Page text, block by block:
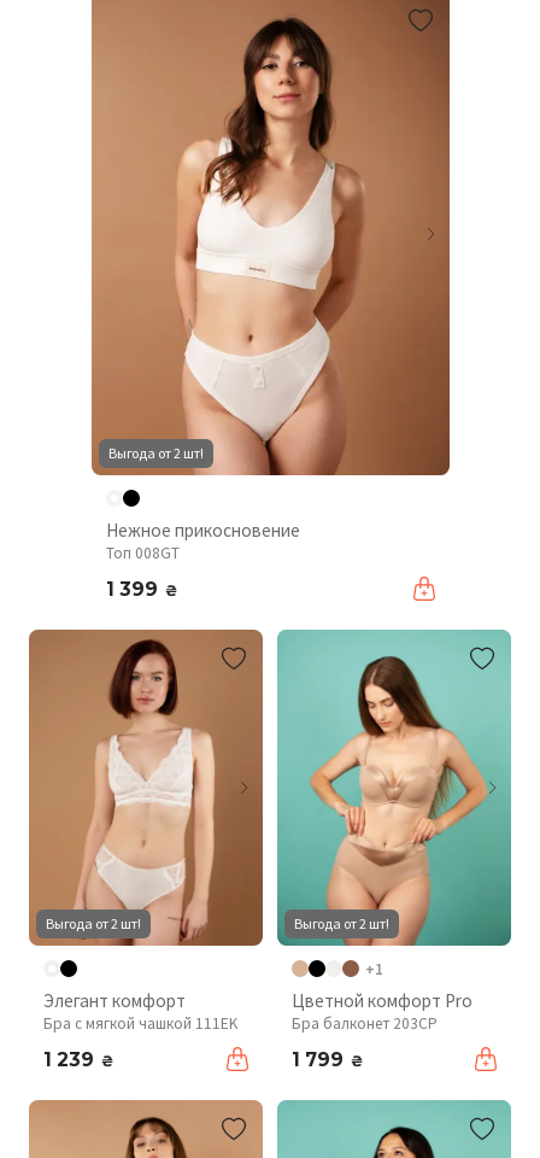
Выгода от 2 шт!
Нежное прикосновение
Топ 008GT
1 399 ₴
Выгода от 2 шт!
Элегант комфорт
Бра с мягкой чашкой 111EK
1 239 ₴
Выгода от 2 шт!
+1
Цветной комфорт Pro
Бра балконет 203CP
1 799 ₴